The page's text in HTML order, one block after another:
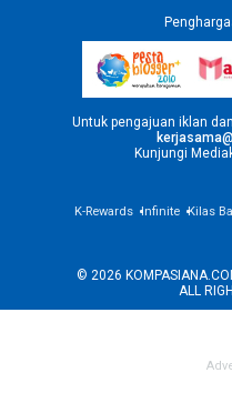
Untuk pengajuan iklan
Kunjungi
K-Rewards Infinite Kilas
© 2026
ALL